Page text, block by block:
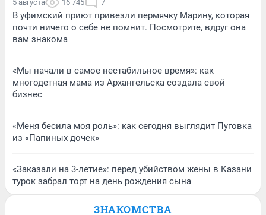
5 августа 16 745 7
В уфимский приют привезли пермячку Марину, которая
почти ничего о себе не помнит. Посмотрите, вдруг она
вам знакома
«Мы начали в самое нестабильное время»: как
многодетная мама из Архангельска создала свой
бизнес
«Меня бесила моя роль»: как сегодня выглядит Пуговка
из «Папиных дочек»
«Заказали на 3-летие»: перед убийством жены в Казани
турок забрал торт на день рождения сына
ЗНАКОМСТВА